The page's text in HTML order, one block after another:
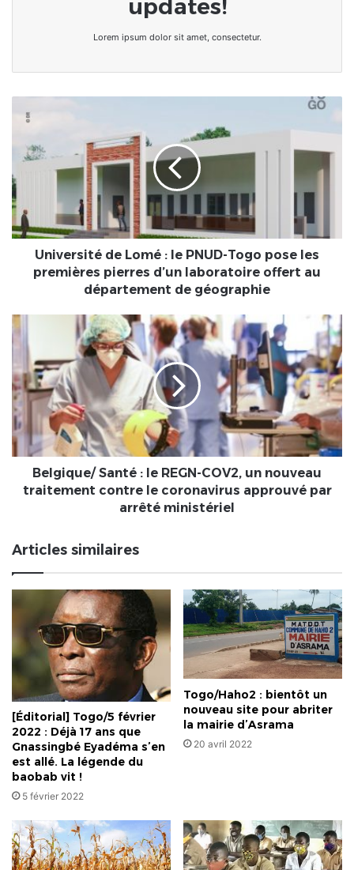
updates!
Lorem ipsum dolor sit amet, consectetur.
PNUD-
Togo
pose
les
premières
pierres
offert
au
département
de
géographie
Université de Lomé : le PNUD-Togo pose les
premières pierres d’un laboratoire offert au
département de géographie
Belgique/
Santé
le
REGN-
COV2,
un
nouveau
traitement
contre
arrêté
ministériel
Belgique/ Santé : le REGN-COV2, un nouveau
traitement contre le coronavirus approuvé par
arrêté ministériel
Articles similaires
[Éditorial] Togo/5 février
2022 : Déjà 17 ans que
Gnassingbé Eyadéma s’en
est allé. La légende du
baobab vit !
5 février 2022
Togo/Haho2 : bientôt un
nouveau site pour abriter
la mairie d’Asrama
20 avril 2022